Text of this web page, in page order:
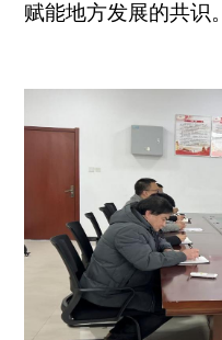
赋能地方发展的共识。